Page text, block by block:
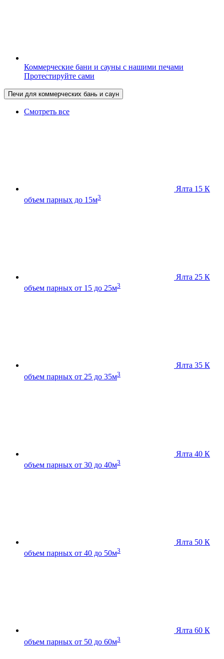
Коммерческие бани и сауны с нашими печами
Протестируйте сами
Печи для коммерческих бань и саун
Смотреть все
Ялта 15 К
объем парных до 15м3
Ялта 25 К
объем парных от 15 до 25м3
Ялта 35 К
объем парных от 25 до 35м3
Ялта 40 К
объем парных от 30 до 40м3
Ялта 50 К
объем парных от 40 до 50м3
Ялта 60 К
объем парных от 50 до 60м3